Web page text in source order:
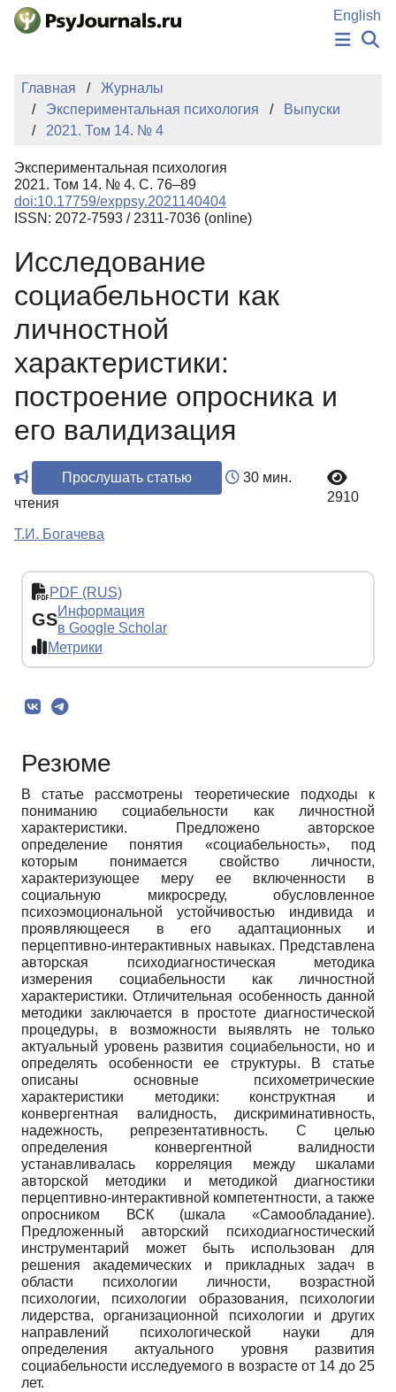
Перейти к основному содержанию
English
НОВОСТИ
КЛЮЧЕВЫЕ СЛОВА
Регистрация
Главная
Журналы
Экспериментальная психология
Выпуски
2021. Том 14. № 4
Экспериментальная психология
2021. Том 14. № 4. С. 76–89
doi:10.17759/exppsy.2021140404
ISSN: 2072-7593 / 2311-7036 (online)
Исследование
социабельности как
личностной
характеристики:
построение опросника и
его валидизация
Прослушать статью
30 мин.
чтения
2910
Т.И. Богачева
PDF (RUS)
GSИнформация
в Google Scholar
Метрики
Резюме
В статье рассмотрены теоретические подходы к
пониманию социабельности как личностной
характеристики. Предложено авторское
определение понятия «социабельность», под
которым понимается свойство личности,
характеризующее меру ее включенности в
социальную микросреду, обусловленное
психоэмоциональной устойчивостью индивида и
проявляющееся в его адаптационных и
перцептивно-интерактивных навыках. Представлена
авторская психодиагностическая методика
измерения социабельности как личностной
характеристики. Отличительная особенность данной
методики заключается в простоте диагностической
процедуры, в возможности выявлять не только
актуальный уровень развития социабельности, но и
определять особенности ее структуры. В статье
описаны основные психометрические
характеристики методики: конструктная и
конвергентная валидность, дискриминативность,
надежность, репрезентативность. С целью
определения конвергентной валидности
устанавливалась корреляция между шкалами
авторской методики и методикой диагностики
перцептивно-интерактивной компетентности, а также
опросником ВСК (шкала «Самообладание).
Предложенный авторский психодиагностический
инструментарий может быть использован для
решения академических и прикладных задач в
области психологии личности, возрастной
психологии, психологии образования, психологии
лидерства, организационной психологии и других
направлений психологической науки для
определения актуального уровня развития
социабельности исследуемого в возрасте от 14 до 25
лет.